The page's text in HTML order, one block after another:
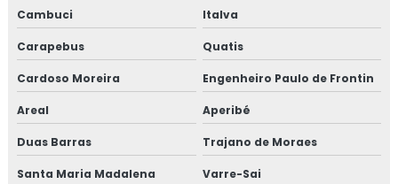
Isolamento térmico com lã de vidro
Isolamento térmico container preço
Isolamento térmico de descargas
Isolamento térmico de dutos
Cambuci Italva
Carapebus Quatis
Cardoso Moreira Engenheiro Paulo de Frontin
Areal Aperibé
Duas Barras Trajano de Moraes
Santa Maria Madalena Varre-Sai